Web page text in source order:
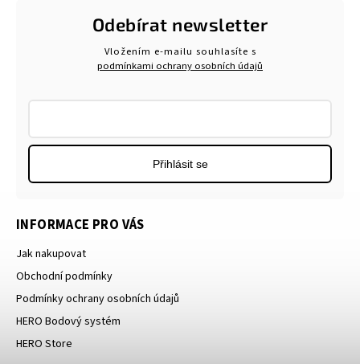
INFORMACE PRO VÁS
Jak nakupovat
Obchodní podmínky
Podmínky ochrany osobních údajů
HERO Bodový systém
HERO Store
Odebírat newsletter
Vložením e-mailu souhlasíte s
podmínkami ochrany osobních údajů
Přihlásit se